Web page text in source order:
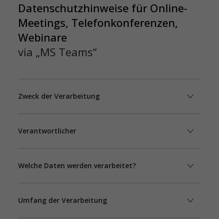
Datenschutzhinweise für Online-
Meetings, Telefonkonferenzen,
Webinare
via „MS Teams“
Zweck der Verarbeitung
Verantwortlicher
Welche Daten werden verarbeitet?
Umfang der Verarbeitung